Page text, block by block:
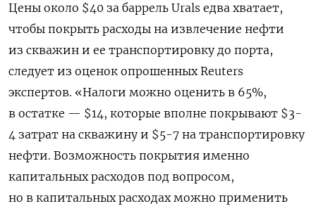
Цены около $40 за баррель Urals едва хватает,
чтобы покрыть расходы на извлечение нефти
из скважин и ее транспортировку до порта,
следует из оценок опрошенных Reuters
экспертов. «‍Налоги можно оценить в 65%,
в остатке — $14, которые вполне покрывают $3-
4 затрат на скважину и $5-7 на транспортировку
нефти. Возможность покрытия именно
капитальных расходов под вопросом,
но в капитальных расходах можно применить